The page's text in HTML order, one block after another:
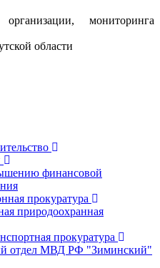
мониторинга
области
финансовой
прокуратура
природоохранная
прокуратура
отдел МВД РФ "Зиминский"